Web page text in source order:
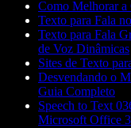
Como Melhorar a
Texto para Fala
Texto para Fala
de Voz Dinâmicas
Sites de Texto
Desvendando o
Guia Completo
Speech to Text
Microsoft Office